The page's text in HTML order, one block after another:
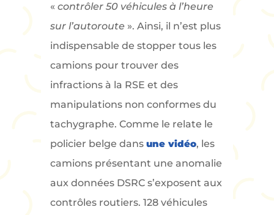
« contrôler 50 véhicules à l’heure
sur l’autoroute ». Ainsi, il n’est plus
indispensable de stopper tous les
camions pour trouver des
infractions à la RSE et des
manipulations non conformes du
tachygraphe. Comme le relate le
policier belge dansune vidéo, les
camions présentant une anomalie
aux données DSRC s’exposent aux
contrôles routiers. 128 véhicules